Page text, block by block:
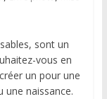
sont un
vous en
un pour une
une naissance.